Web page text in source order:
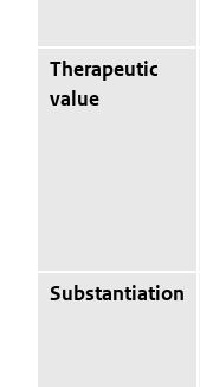
Therapeutic
value
Substantiation